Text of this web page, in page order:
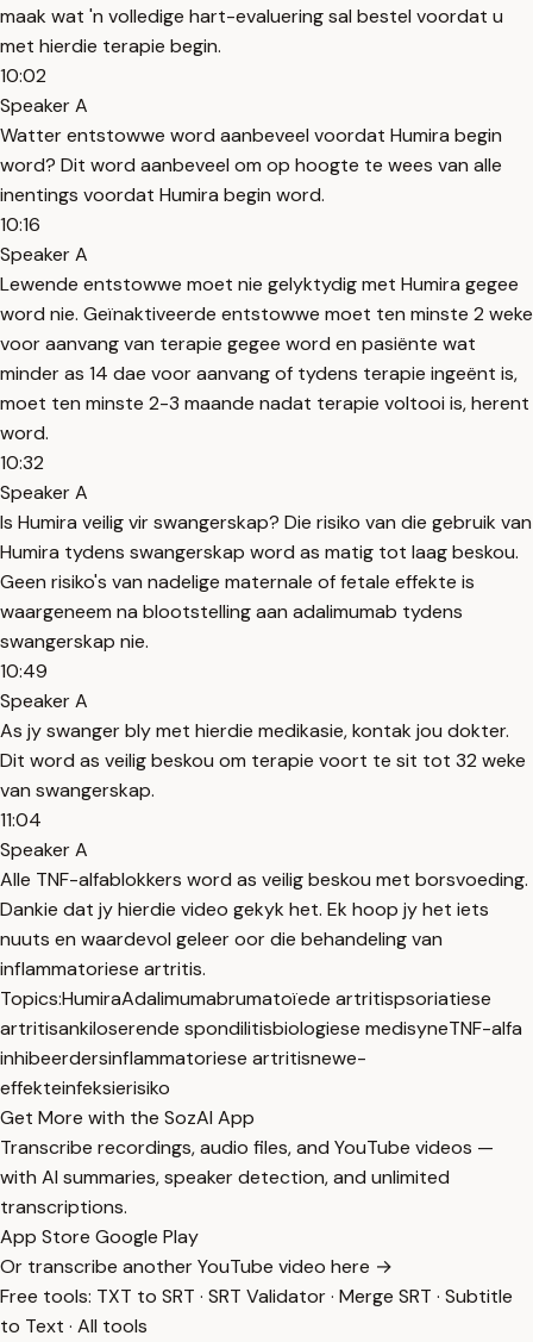
maak wat 'n volledige hart-evaluering sal bestel voordat u
met hierdie terapie begin.
10:02
Speaker A
Watter entstowwe word aanbeveel voordat Humira begin
word? Dit word aanbeveel om op hoogte te wees van alle
inentings voordat Humira begin word.
10:16
Speaker A
Lewende entstowwe moet nie gelyktydig met Humira gegee
word nie. Geïnaktiveerde entstowwe moet ten minste 2 weke
voor aanvang van terapie gegee word en pasiënte wat
minder as 14 dae voor aanvang of tydens terapie ingeënt is,
moet ten minste 2-3 maande nadat terapie voltooi is, herent
word.
10:32
Speaker A
Is Humira veilig vir swangerskap? Die risiko van die gebruik van
Humira tydens swangerskap word as matig tot laag beskou.
Geen risiko's van nadelige maternale of fetale effekte is
waargeneem na blootstelling aan adalimumab tydens
swangerskap nie.
10:49
Speaker A
As jy swanger bly met hierdie medikasie, kontak jou dokter.
Dit word as veilig beskou om terapie voort te sit tot 32 weke
van swangerskap.
11:04
Speaker A
Alle TNF-alfablokkers word as veilig beskou met borsvoeding.
Dankie dat jy hierdie video gekyk het. Ek hoop jy het iets
nuuts en waardevol geleer oor die behandeling van
inflammatoriese artritis.
Topics:HumiraAdalimumabrumatoïede artritispsoriatiese
artritisankiloserende spondilitisbiologiese medisyneTNF-alfa
inhibeerdersinflammatoriese artritisnewe-
effekteinfeksierisiko
Get More with the SozAI App
Transcribe recordings, audio files, and YouTube videos —
with AI summaries, speaker detection, and unlimited
transcriptions.
App Store Google Play
Or transcribe another YouTube video here →
Free tools: TXT to SRT · SRT Validator· Merge SRT · Subtitle
to Text · All tools